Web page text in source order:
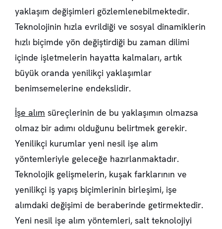
yaklaşım değişimleri gözlemlenebilmektedir.
Teknolojinin hızla evrildiği ve sosyal dinamiklerin
hızlı biçimde yön değiştirdiği bu zaman dilimi
içinde işletmelerin hayatta kalmaları, artık
büyük oranda yenilikçi yaklaşımlar
benimsemelerine endekslidir.
İşe alım süreçlerinin de bu yaklaşımın olmazsa
olmaz bir adımı olduğunu belirtmek gerekir.
Yenilikçi kurumlar yeni nesil işe alım
yöntemleriyle geleceğe hazırlanmaktadır.
Teknolojik gelişmelerin, kuşak farklarının ve
yenilikçi iş yapış biçimlerinin birleşimi, işe
alımdaki değişimi de beraberinde getirmektedir.
Yeni nesil işe alım yöntemleri, salt teknolojiyi